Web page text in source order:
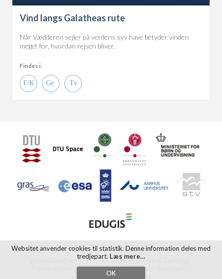
Websitet anvender cookies til statistik. Denne information deles med
tredjepart. Læs mere…
OK
Vind langs Galatheas rute
Når Vædderen sejler på verdens syv have betyder vinden
meget for, hvordan rejsen bliver.
Findes i:
VirtuelGalathea3 · DTU · Vindenergi · Risø Campus ·
Frederiksborgvej 399 · 4000 Roskilde · Danmark ·
vg3@VirtuelGalathea3.dk